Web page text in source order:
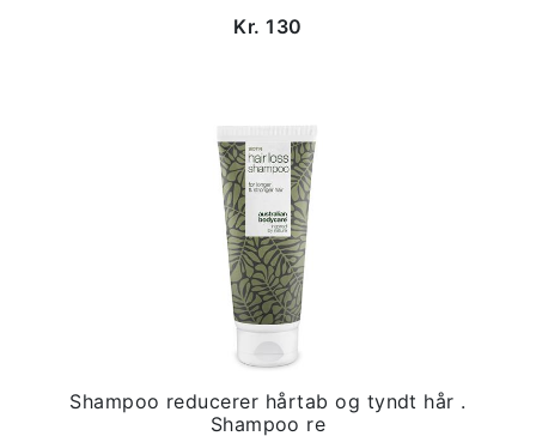
Kr. 130
Shampoo reducerer hårtab og tyndt hår .
Shampoo re